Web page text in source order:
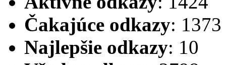
Čakajúce odkazy: 1373
Najlepšie odkazy: 10